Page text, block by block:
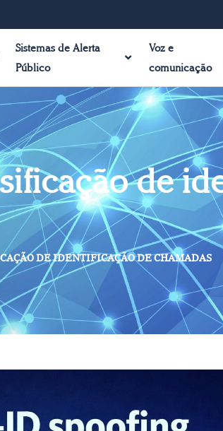
Sistemas de Alerta
Público
Voz e
comunicação
de
DE IDENTIFICAÇÃO DE CHAMADAS